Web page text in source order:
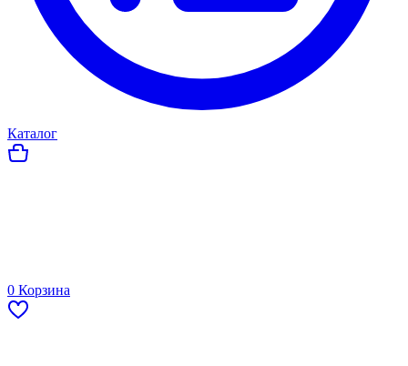
Каталог
0 Корзина